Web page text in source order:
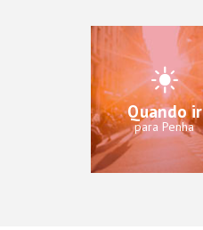
Quando ir
para Penha